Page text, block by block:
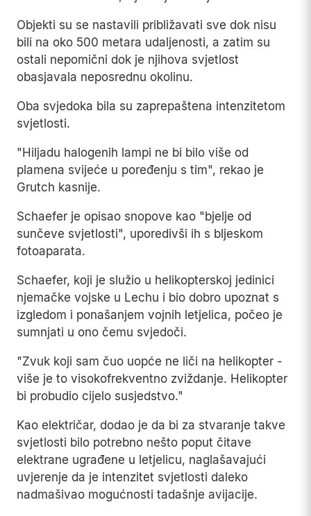
Objekti su se nastavili približavati sve dok nisu
bili na oko 500 metara udaljenosti, a zatim su
ostali nepomični dok je njihova svjetlost
obasjavala neposrednu okolinu.
Oba svjedoka bila su zaprepaštena intenzitetom
svjetlosti.
"Hiljadu halogenih lampi ne bi bilo više od
plamena svijeće u poređenju s tim", rekao je
Grutch kasnije.
Schaefer je opisao snopove kao "bjelje od
sunčeve svjetlosti", uporedivši ih s bljeskom
fotoaparata.
Schaefer, koji je služio u helikopterskoj jedinici
njemačke vojske u Lechu i bio dobro upoznat s
izgledom i ponašanjem vojnih letjelica, počeo je
sumnjati u ono čemu svjedoči.
"Zvuk koji sam čuo uopće ne liči na helikopter -
više je to visokofrekventno zviždanje. Helikopter
bi probudio cijelo susjedstvo."
Kao električar, dodao je da bi za stvaranje takve
svjetlosti bilo potrebno nešto poput čitave
elektrane ugrađene u letjelicu, naglašavajući
uvjerenje da je intenzitet svjetlosti daleko
nadmašivao mogućnosti tadašnje avijacije.